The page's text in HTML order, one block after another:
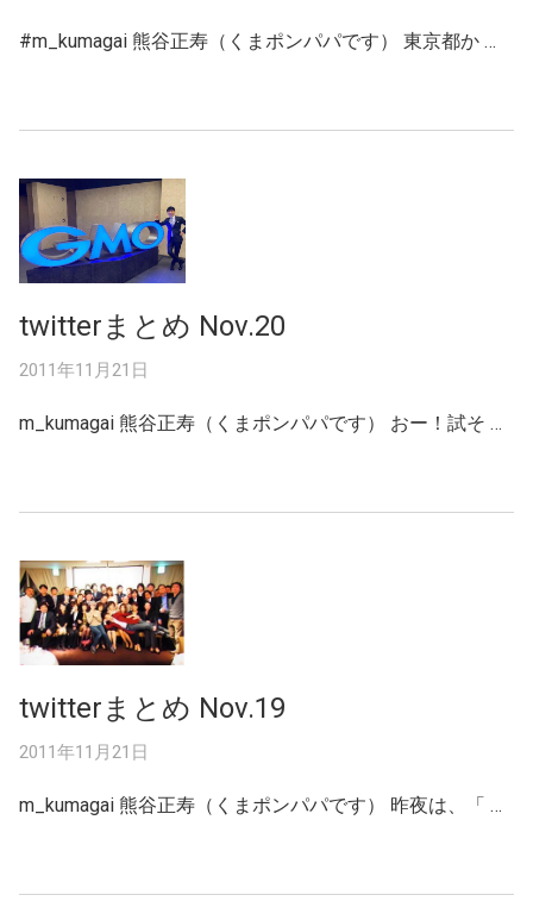
#m_kumagai 熊谷正寿（くまポンパパです） 東京都か …
twitterまとめ Nov.20
2011年11月21日
m_kumagai 熊谷正寿（くまポンパパです） おー！試そ …
twitterまとめ Nov.19
2011年11月21日
m_kumagai 熊谷正寿（くまポンパパです） 昨夜は、「 …